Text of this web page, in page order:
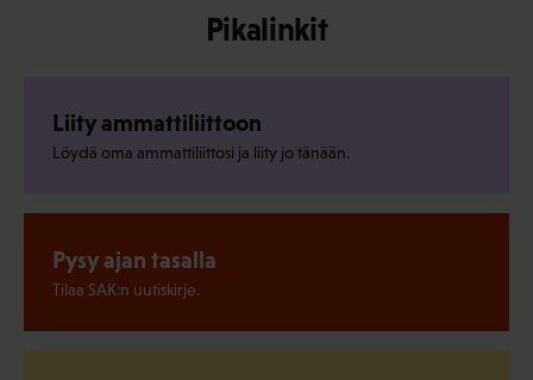
Pikalinkit
Liity ammattiliittoon
Löydä oma ammattiliittosi ja liity jo tänään.
Pysy ajan tasalla
Tilaa SAK:n uutiskirje.